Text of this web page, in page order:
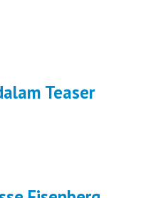
Teaser